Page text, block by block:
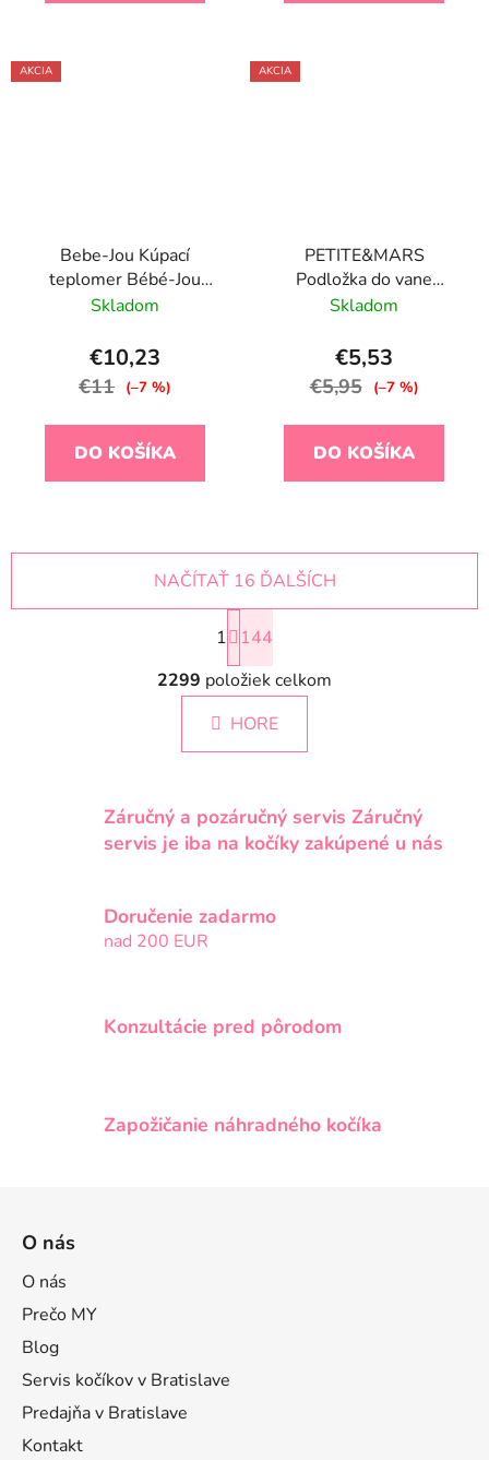
AKCIA
Bebe-Jou Kúpací
teplomer Bébé-Jou
Miffy and friends
Skladom
€10,23
€11 (–7 %)
DO KOŠÍKA
AKCIA
PETITE&MARS
Podložka do vane
protišmyková - Harry
Skladom
€5,53
€5,95 (–7 %)
DO KOŠÍKA
O
v
l
á
d
c
i
e
v
ý
u
NAČÍTAŤ 16 ĎALŠÍCH
t
r
á
n
k
i
e
1
144
2299 položiek celkom
HORE
Záručný a pozáručný servis Záručný
servis je iba na kočíky zakúpené u nás
Doručenie zadarmo
nad 200 EUR
Konzultácie pred pôrodom
Zapožičanie náhradného kočíka
O nás
O nás
Prečo MY
Blog
Servis kočíkov v Bratislave
Predajňa v Bratislave
Kontakt